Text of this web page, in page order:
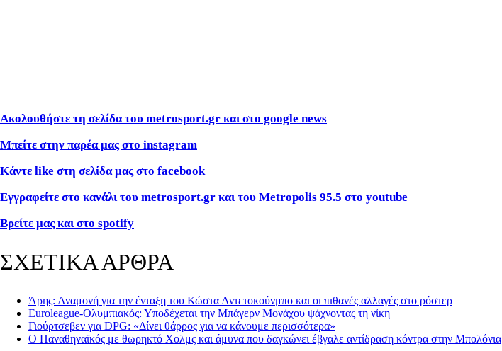
Ακολουθήστε τη σελίδα του metrosport.gr και στο google news
Μπείτε στην παρέα μας στο instagram
Κάντε like στη σελίδα μας στο facebook
Εγγραφείτε στο κανάλι του metrosport.gr και του Metropolis 95.5 στο youtube
Βρείτε μας και στο spotify
ΣΧΕΤΙΚΑ ΑΡΘΡΑ
Άρης: Αναμονή για την ένταξη του Κώστα Αντετοκούνμπο και οι πιθανές αλλαγές στο ρόστερ
Euroleague-Ολυμπιακός: Υποδέχεται την Μπάγερν Μονάχου ψάχνοντας τη νίκη
Γιούρτσεβεν για DPG: «Δίνει θάρρος για να κάνουμε περισσότερα»
Ο Παναθηναϊκός με θωρηκτό Χολμς και άμυνα που δαγκώνει έβγαλε αντίδραση κόντρα στην Μπολόνια